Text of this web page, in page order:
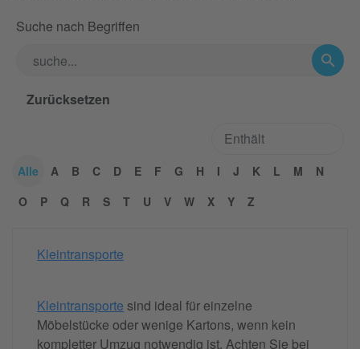
Suche nach Begriffen
Alle A B C D E F G H I J K L M
N
O
P Q R S T U V W X Y Z
Kleintransporte
Kleintransporte sind ideal für einzelne
Möbelstücke oder wenige Kartons, wenn kein
kompletter Umzug notwendig ist. Achten Sie bei